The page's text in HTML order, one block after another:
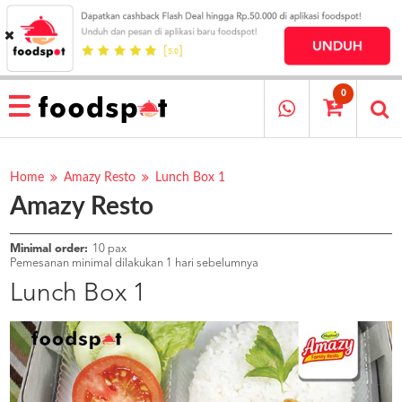
HOME
MENU
RESTAURANT
PESAN
OUR
COMPANY
KATA
MEREKA
KATALOG
LOYALTY
PROGRAM
FAQ
ABOUT
0
Home Amazy Resto Lunch Box 1
Amazy Resto
Minimal order: 10 pax
Pemesanan minimal dilakukan 1 hari sebelumnya
Lunch Box 1